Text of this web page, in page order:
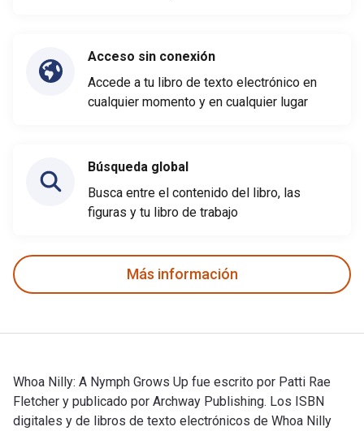
Acceso sin conexión
Accede a tu libro de texto electrónico en
cualquier momento y en cualquier lugar
Búsqueda global
Busca entre el contenido del libro, las
figuras y tu libro de trabajo
Más información
Whoa Nilly: A Nymph Grows Up fue escrito por Patti Rae
Fletcher y publicado por Archway Publishing. Los ISBN
digitales y de libros de texto electrónicos de Whoa Nilly